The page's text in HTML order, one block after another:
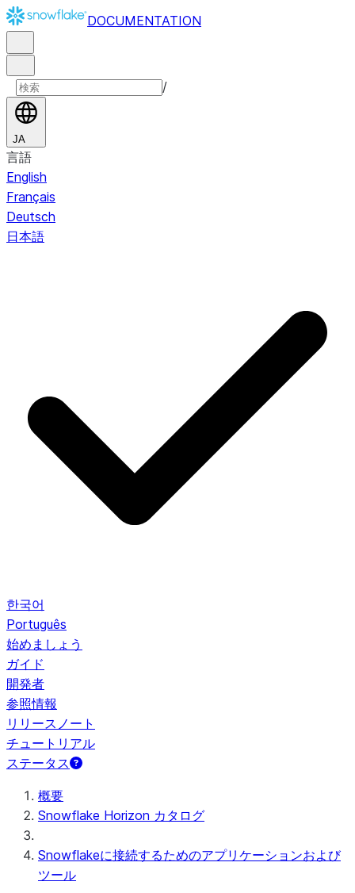
DOCUMENTATION
/
JA
言語
English
Français
Deutsch
日本語
한국어
Português
始めましょう
ガイド
開発者
参照情報
リリースノート
チュートリアル
ステータス
概要
Snowflake Horizon カタログ
Snowflakeに接続するためのアプリケーションおよび
ツール